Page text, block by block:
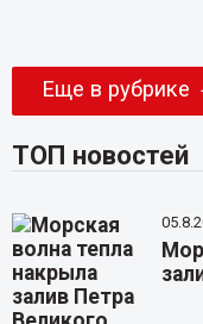
Еще в рубрике
ТОП новостей